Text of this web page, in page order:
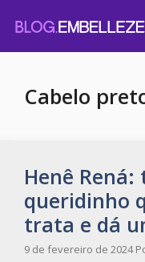
para
o
Cabelo
Henê
queridinho
trata e dá
9 de fevereiro de 2024